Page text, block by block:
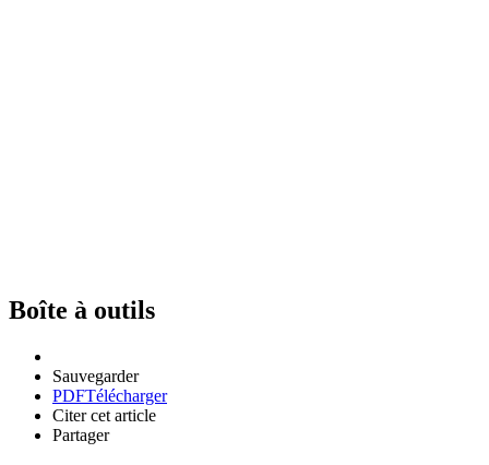
Boîte à outils
Sauvegarder
PDFTélécharger
Citer cet article
Partager